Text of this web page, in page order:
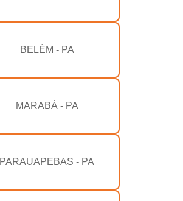
BELÉM - PA
MARABÁ - PA
PARAUAPEBAS - PA